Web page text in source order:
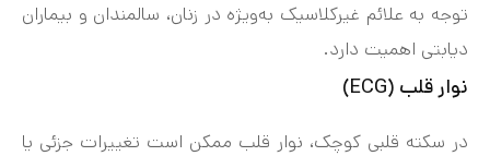
توجه به علائم غیرکلاسیک به‌ویژه در زنان، سالمندان و بیماران
دیابتی اهمیت دارد.
نوار قلب (ECG)
در سکته قلبی کوچک، نوار قلب ممکن است تغییرات جزئی یا